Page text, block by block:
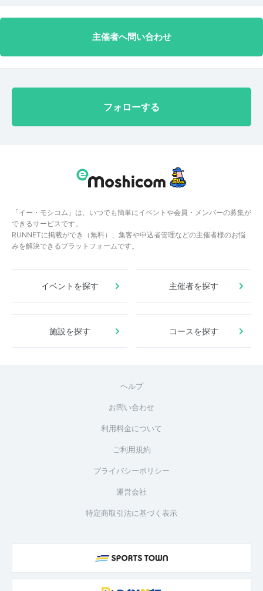
ございます。
年に2回はなかなか難しいですが（笑）、来年も開催に向
けて準備をすすめていきたいと思います。
また、お会いできることを楽しみにしております！
主催者へ問い合わせ
フォローする
「イー・モシコム」は、いつでも簡単にイベントや会員・メンバーの募集が
できるサービスです。
RUNNETに掲載ができ（無料）、集客や申込者管理などの主催者様のお悩
みを解決できるプラットフォームです。
イベントを探す 主催者を探す
施設を探す コースを探す
ヘルプ
お問い合わせ
利用料金について
ご利用規約
プライバシーポリシー
運営会社
特定商取引法に基づく表示